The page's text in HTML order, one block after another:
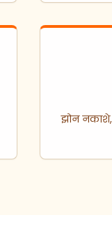
झोन